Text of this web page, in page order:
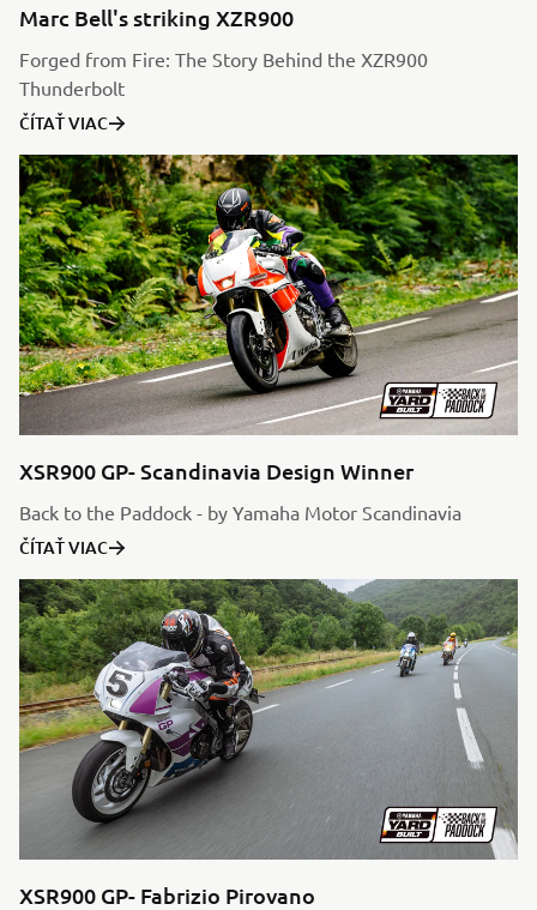
Marc Bell's striking XZR900
Forged from Fire: The Story Behind the XZR900
Thunderbolt
ČÍTAŤ VIAC
XSR900 GP- Scandinavia Design Winner
Back to the Paddock - by Yamaha Motor Scandinavia
ČÍTAŤ VIAC
XSR900 GP- Fabrizio Pirovano